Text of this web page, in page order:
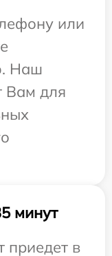
или
Наш
Вам для
минут
приедет в